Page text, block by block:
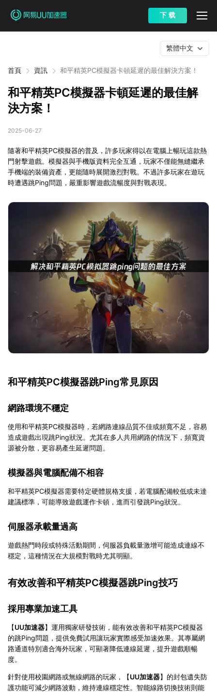
下 载
首頁 資訊 和平精英PC模擬器卡頓延遲的最佳解決方案！
繁體中文
和平精英PC模擬器卡頓延遲的最佳解
決方案！
2025-06-27
隨著和平精英PC模擬器的普及，許多玩家得以在電腦上暢玩這款熱
門射擊遊戲。模擬器與手機版資料完全互通，玩家不僅能無縫繼承
手機端的裝備資產，更能隨時展開激烈對戰。不過許多玩家在遊玩
時遭遇跳Ping問題，嚴重影響遊戲流暢度與對戰表現。
和平精英PC模擬器跳Ping常見原因
網路環境不穩定
使用和平精英PC模擬器時，若網路連線品質不佳或頻寬不足，容易
造成遊戲出現跳Ping狀況。尤其在多人共用網路的情況下，頻寬資
源被分散，更容易產生延遲問題。
模擬器與電腦配備不相容
和平精英PC模擬器需要特定硬體規格支援，若電腦配備較低或未達
建議標準，可能導致遊戲運作卡頓，進而引發跳Ping狀況。
伺服器承載量過高
遊戲熱門時段或特殊活動期間，伺服器負載量激增可能造成連線不
穩定，這種情況在大規模對戰時尤其明顯。
有效改善和平精英PC模擬器跳Ping技巧
採用專業加速工具
【UU加速器】運用獨家研發技術，能有效改善和平精英PC模擬器
的跳Ping問題，提供免費試用讓玩家實際感受加速效果。其專屬網
路通道特別適合海外玩家，可顯著降低連線延遲，提升遊戲順暢
度。
針對使用校園網路或無線網路的玩家，【UU加速器】的封包遺失防
護功能可減少網路波動，維持連線穩定性。智能線路切換技術則能